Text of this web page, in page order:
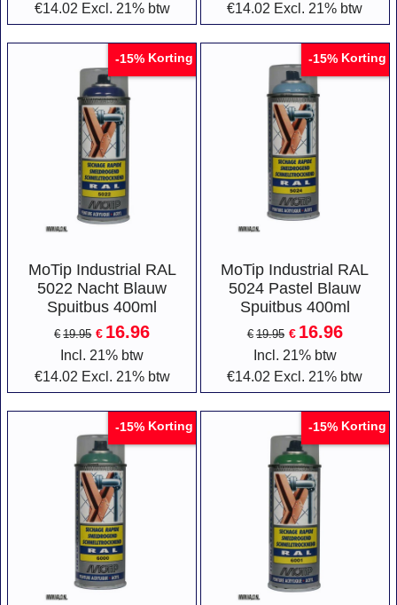
€14.02 Excl. 21% btw
€14.02 Excl. 21% btw
-15% Korting
MoTip Industrial RAL
5022 Nacht Blauw
Spuitbus 400ml
€ 19.95 € 16.96
Incl. 21% btw
€14.02 Excl. 21% btw
-15% Korting
MoTip Industrial RAL
5024 Pastel Blauw
Spuitbus 400ml
€ 19.95 € 16.96
Incl. 21% btw
€14.02 Excl. 21% btw
-15% Korting -15% Korting